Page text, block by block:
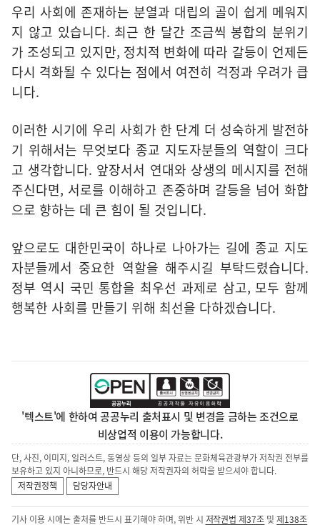
우리 사회에 존재하는 분열과 대립의 골이 쉽게 메워지
지 않고 있습니다. 최근 한 달간 조금씩 봉합의 분위기
가 조성되고 있지만, 정치적 변화에 따라 갈등이 언제든
다시 격화될 수 있다는 점에서 여전히 걱정과 우려가 큽
니다.
이러한 시기에 우리 사회가 한 단계 더 성숙하게 발전하
기 위해서는 무엇보다 종교 지도자분들의 역할이 크다
고 생각합니다. 앞장서서 연대와 상생의 메시지를 전해
주신다면, 서로를 이해하고 존중하며 갈등을 넘어 화합
으로 향하는 데 큰 힘이 될 것입니다.
앞으로도 대한민국이 하나로 나아가는 길에 종교 지도
자분들께서 중요한 역할을 해주시길 부탁드렸습니다.
정부 역시 국민 통합을 최우선 과제로 삼고, 모두 함께
행복한 사회를 만들기 위해 최선을 다하겠습니다.
'텍스트'에 한하여 공공누리 출처표시 및 변경을 금하는 조건으로
비상업적 이용이 가능합니다.
단, 사진, 이미지, 일러스트, 동영상 등의 일부 자료는 문화체육관광부가 저작권 전부를
보유하고 있지 아니하므로, 반드시 해당 저작권자의 허락을 받으셔야 합니다.
저작권정책
담당자안내
기사 이용 시에는 출처를 반드시 표기해야 하며, 위반 시 저작권법 제37조 및제138조